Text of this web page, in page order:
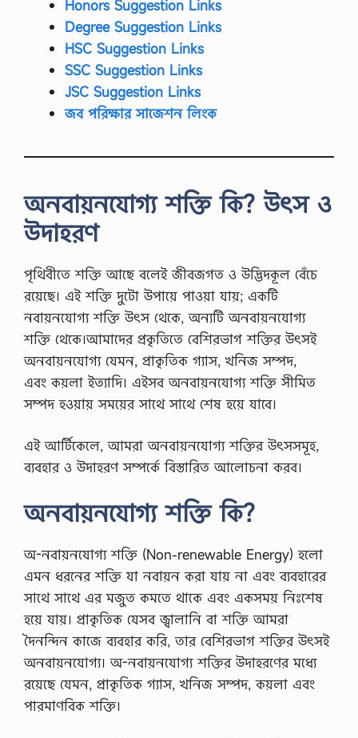
ত্ত
0
2
Honors Suggestion Links
Degree Suggestion Links
HSC Suggestion Links
SSC Suggestion Links
JSC Suggestion Links
জব পরিক্ষার সাজেশন লিংক
অনবায়নযোগ্য শক্তি কি? উৎস ও
উদাহরণ
পৃথিবীতে শক্তি আছে বলেই জীবজগত ও উদ্ভিদকূল বেঁচে
রয়েছে। এই শক্তি দুটো উপায়ে পাওয়া যায়; একটি
নবায়নযোগ্য শক্তি উৎস থেকে, অন্যটি অনবায়নযোগ্য
শক্তি থেকে।আমাদের প্রকৃতিতে বেশিরভাগ শক্তির উৎসই
অনবায়নযোগ্য যেমন, প্রাকৃতিক গ্যাস, খনিজ সম্পদ,
এবং কয়লা ইত্যাদি। এইসব অনবায়নযোগ্য শক্তি সীমিত
সম্পদ হওয়ায় সময়ের সাথে সাথে শেষ হয়ে যাবে।
এই আর্টিকেলে, আমরা অনবায়নযোগ্য শক্তির উৎসসমূহ,
ব্যবহার ও উদাহরণ সম্পর্কে বিস্তারিত আলোচনা করব।
অনবায়নযোগ্য শক্তি কি?
অ-নবায়নযোগ্য শক্তি (Non-renewable Energy) হলো
এমন ধরনের শক্তি যা নবায়ন করা যায় না এবং ব্যবহারের
সাথে সাথে এর মজুত কমতে থাকে এবং একসময় নিঃশেষ
হয়ে যায়। প্রাকৃতিক যেসব জ্বালানি বা শক্তি আমরা
দৈনন্দিন কাজে ব্যবহার করি, তার বেশিরভাগ শক্তির উৎসই
অনবায়নযোগ্য। অ-নবায়নযোগ্য শক্তির উদাহরণের মধ্যে
রয়েছে যেমন, প্রাকৃতিক গ্যাস, খনিজ সম্পদ, কয়লা এবং
পারমাণবিক শক্তি।